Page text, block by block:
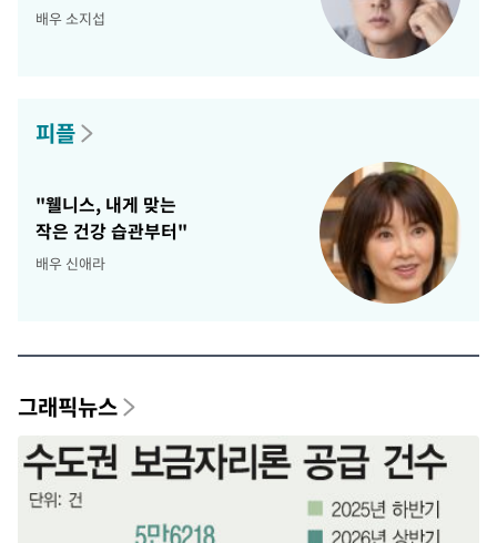
배우 소지섭
피플
"웰니스, 내게 맞는
작은 건강 습관부터"
배우 신애라
그래픽뉴스